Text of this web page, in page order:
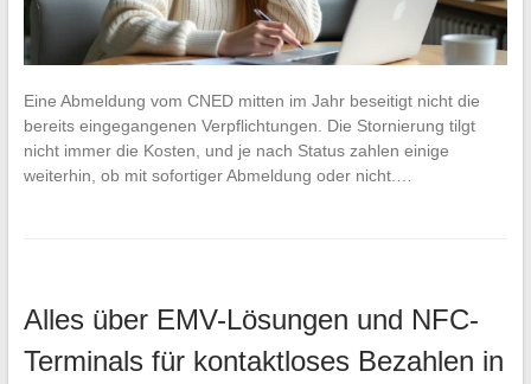
Eine Abmeldung vom CNED mitten im Jahr beseitigt nicht die
bereits eingegangenen Verpflichtungen. Die Stornierung tilgt
nicht immer die Kosten, und je nach Status zahlen einige
weiterhin, ob mit sofortiger Abmeldung oder nicht.…
Alles über EMV-Lösungen und NFC-
Terminals für kontaktloses Bezahlen in